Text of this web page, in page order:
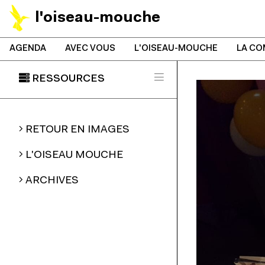
l'oiseau-mouche
AGENDA AVEC VOUS L'OISEAU-MOUCHE LA
RESSOURCES
RETOUR EN IMAGES
L'OISEAU MOUCHE
ARCHIVES